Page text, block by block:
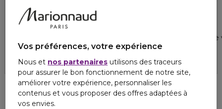
CLÉ DE PEAU BEAUTÉ
LES NETTOYANTS
64,30 €
Eau micellaire démaquillante
92,00 € 3
Vos préférences, votre expérience
Nous et nos partenaires utilisons des traceurs
pour assurer le bon fonctionnement de notre site,
améliorer votre expérience, personnaliser les
contenus et vous proposer des offres adaptées à
vos envies.